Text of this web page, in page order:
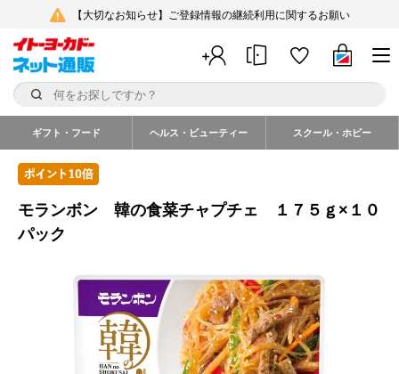
【大切なお知らせ】ご登録情報の継続利用に関するお願い
ギフト・フード ヘルス・ビューティー スクール・ホビー
モランボン 韓の食菜チャプチェ １７５ｇ×１０
パック